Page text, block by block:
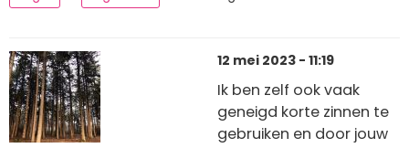
12 mei 2023 - 11:19
Ik ben zelf ook vaak
geneigd korte zinnen te
gebruiken en door jouw